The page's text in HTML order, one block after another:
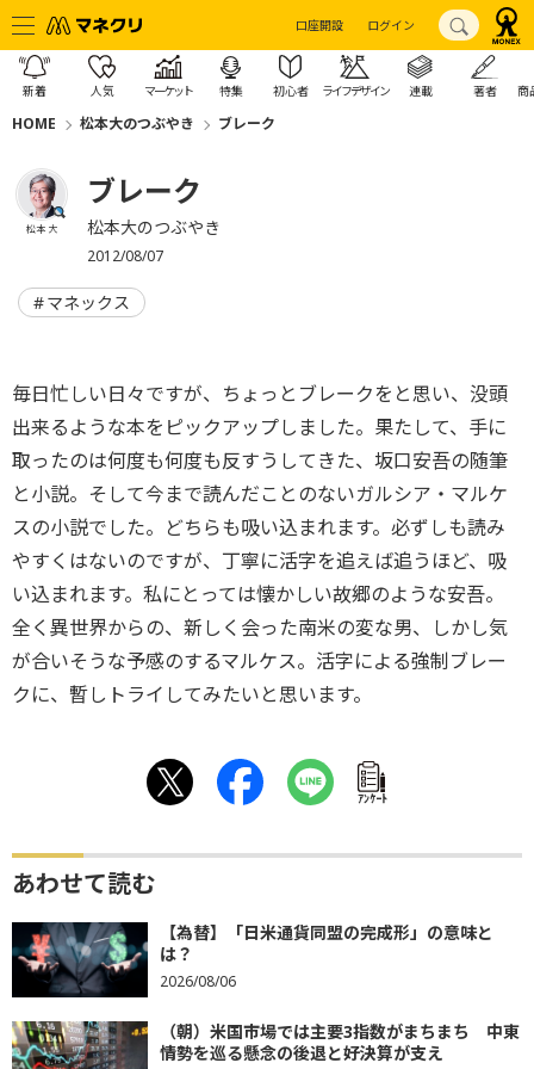
口座開設 ログイン
新着 人気 マーケット 特集 初心者 ライフデザイン 連載 著者 商
HOME 松本大のつぶやき ブレーク
松本 大
ブレーク
松本大のつぶやき
2012/08/07
マネックス
毎日忙しい日々ですが、ちょっとブレークをと思い、没頭
出来るような本をピックアップしました。果たして、手に
取ったのは何度も何度も反すうしてきた、坂口安吾の随筆
と小説。そして今まで読んだことのないガルシア・マルケ
スの小説でした。どちらも吸い込まれます。必ずしも読み
やすくはないのですが、丁寧に活字を追えば追うほど、吸
い込まれます。私にとっては懐かしい故郷のような安吾。
全く異世界からの、新しく会った南米の変な男、しかし気
が合いそうな予感のするマルケス。活字による強制ブレー
クに、暫しトライしてみたいと思います。
ｱﾝｹｰﾄ
あわせて読む
【為替】「日米通貨同盟の完成形」の意味と
は？
2026/08/06
（朝）米国市場では主要3指数がまちまち 中東
情勢を巡る懸念の後退と好決算が支え